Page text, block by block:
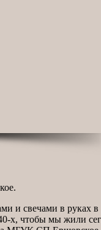
и свечами в руках
х, чтобы мы жили